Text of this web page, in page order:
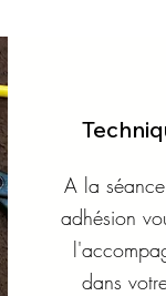
A la
adhésion
dans